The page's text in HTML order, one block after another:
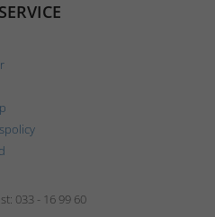
033 - 16 99 60